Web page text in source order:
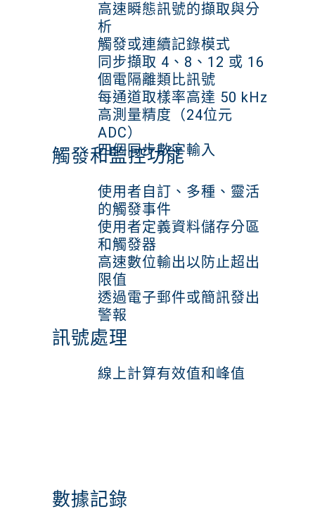
高速瞬態訊號的擷取與分
析
觸發或連續記錄模式
同步擷取 4、8、12 或 16
個電隔離類比訊號
每通道取樣率高達 50 kHz
高測量精度（24位元
ADC）
四個同步數字輸入
觸發和監控功能
使用者自訂、多種、靈活
的觸發事件
使用者定義資料儲存分區
和觸發器
高速數位輸出以防止超出
限值
透過電子郵件或簡訊發出
警報
訊號處理
線上計算有效值和峰值
數據記錄